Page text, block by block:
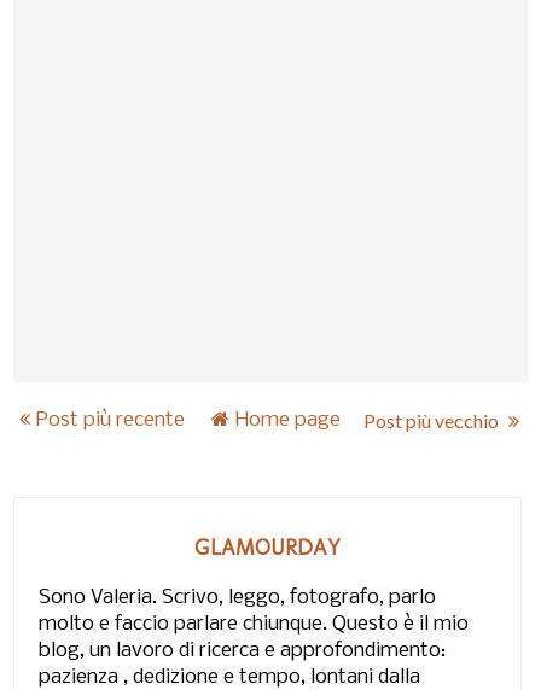
Post più recente Post più vecchio
Home page
GLAMOURDAY
Sono Valeria. Scrivo, leggo, fotografo, parlo
molto e faccio parlare chiunque. Questo è il mio
blog, un lavoro di ricerca e approfondimento:
pazienza , dedizione e tempo, lontani dalla